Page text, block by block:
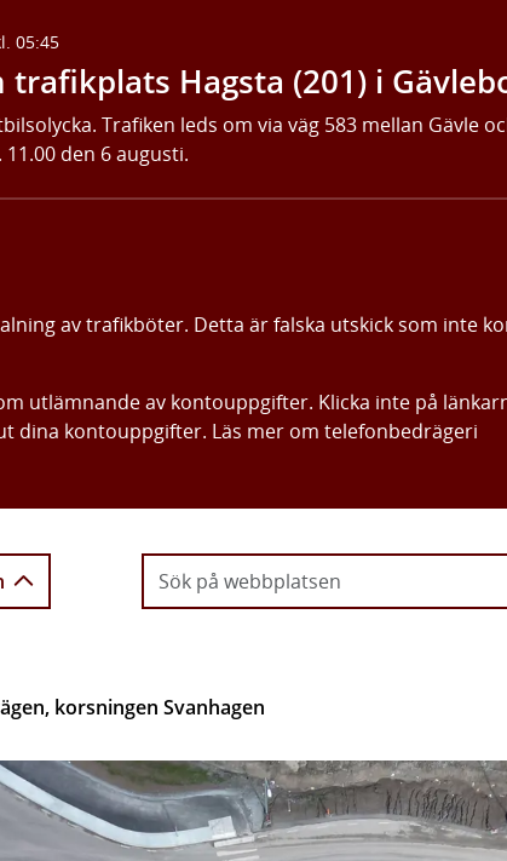
05:45
Hagsta (201) i
Trafiken leds om via väg 583 mellan Gävle
den 6 augusti.
av trafikböter. Detta är falska utskick som inte
utlämnande av kontouppgifter. Klicka inte på
dina kontouppgifter. Läs mer om telefonbedrägeri
korsningen Svanhagen